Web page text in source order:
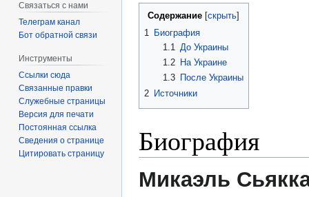
Содержание
1
Биография
1.1
До Украины
1.2
На Украине
1.3
После Украины
2 Источники
Биография
Микаэль
Связаться с нами
Телеграм канал
Бот обратной связи
Инструменты
Ссылки сюда
Связанные правки
Служебные страницы
Версия для печати
Постоянная ссылка
Сведения о странице
Цитировать страницу